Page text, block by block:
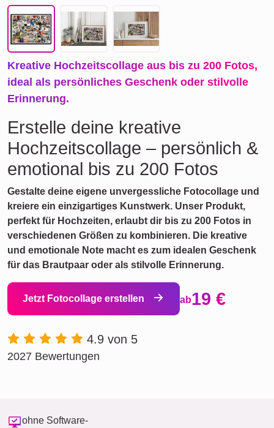
Kreative Hochzeitscollage aus bis zu 200 Fotos,
ideal als persönliches Geschenk oder stilvolle
Erinnerung.
Erstelle deine kreative
Hochzeitscollage – persönlich &
emotional bis zu 200 Fotos
Gestalte deine eigene unvergessliche Fotocollage und
kreiere ein einzigartiges Kunstwerk. Unser Produkt,
perfekt für Hochzeiten, erlaubt dir bis zu 200 Fotos in
verschiedenen Größen zu kombinieren. Die kreative
und emotionale Note macht es zum idealen Geschenk
für das Brautpaar oder als stilvolle Erinnerung.
Jetzt Fotocollage erstellen ab19 €
4.9 von 5
2027 Bewertungen
ohne Software-